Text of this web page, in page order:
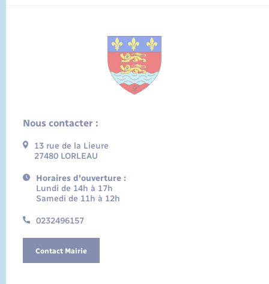
Nous contacter :
13 rue de la Lieure
27480 LORLEAU
Horaires d'ouverture :
Lundi de 14h à 17h
Samedi de 11h à 12h
0232496157
Contact Mairie